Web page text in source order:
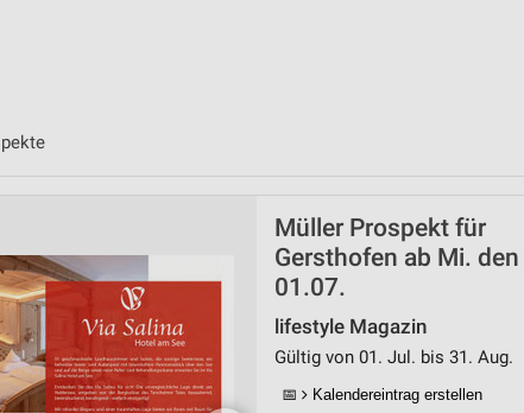
Müller Prospekt für
Gersthofen ab Mi. den
01.07.
lifestyle Magazin
Gültig von 01. Jul. bis 31. Aug.
📅 Kalendereintrag erstellen
von Daten aus verschiedenen
identifizieren